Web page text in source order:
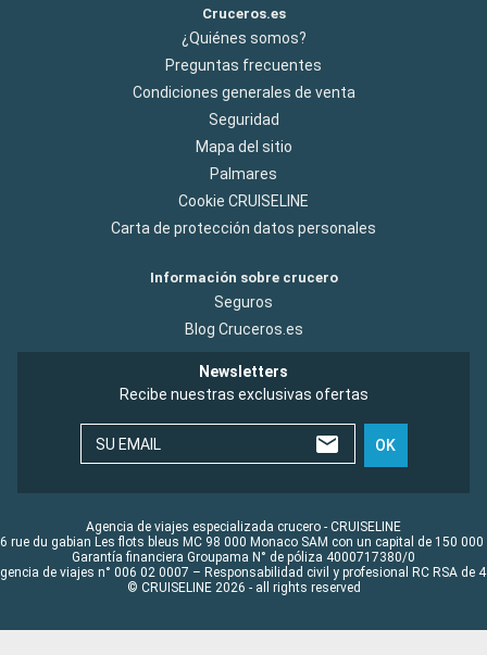
Cruceros.es
¿Quiénes somos?
Preguntas frecuentes
Condiciones generales de venta
Seguridad
Mapa del sitio
Palmares
Cookie CRUISELINE
Carta de protección datos personales
Información sobre crucero
Seguros
Blog Cruceros.es
Newsletters
Recibe nuestras exclusivas ofertas
SU EMAIL OK
Agencia de viajes especializada crucero - CRUISELINE
rue du gabian Les flots bleus MC 98 000 Monaco SAM con un capital de 150 000
Garantía financiera Groupama N° de póliza 4000717380/0
de viajes n° 006 02 0007 – Responsabilidad civil y profesional RC RSA de
© CRUISELINE 2026 - all rights reserved